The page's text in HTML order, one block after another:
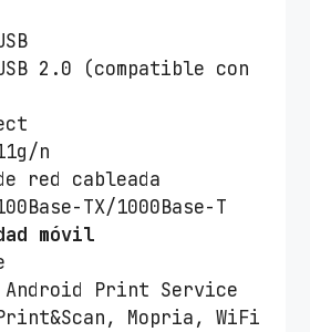
2.0 (compatible con
n
red cableada
TX/1000Base-T
móvil
Print Service
Mopria, WiFi